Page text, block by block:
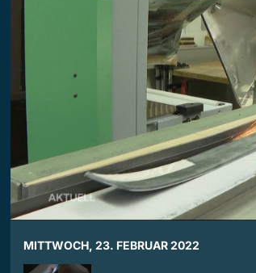
MITTWOCH, 23. FEBRUAR 2022